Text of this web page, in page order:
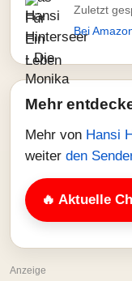
Zuletzt
Bei
Mehr
Mehr von Hansi
weiter den
🔥 Aktuelle
Anzeige